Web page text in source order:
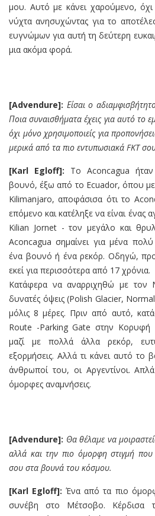
μου. Αυτό με κάνει χαρούμενο,
νύχτα ανησυχώντας για το
ευγνώμων για αυτή τη δεύτερη
μια ακόμα φορά.
[Advendure]: Είσαι ο
Ποια συναισθήματα έχεις για αυτό το
όχι μόνο χρησιμοποιείς για
μερικά από τα πιο εντυπωσιακά FKT
[Karl Egloff]: Το Aconcagua
βουνό, έξω από το Ecuador, όπου
Kilimanjaro, αποφάσισα ότι το
επόμενο και κατέληξε να είναι ένας
Kilian Jornet - τον μεγάλο και
Aconcagua σημαίνει για μένα
ένα βουνό ή ένα ρεκόρ. Οδηγώ,
εκεί για περισσότερα από 17 χρόνια.
Κατάφερα να αναρριχηθώ με τον
δυνατές όψεις (Polish Glacier,
μόλις 8 μέρες. Πριν από αυτό,
Route -Parking Gate στην Κορυφή
μαζί με πολλά άλλα ρεκόρ,
εξορμήσεις. Αλλά τι κάνει αυτό το
άνθρωποί του, οι Αργεντίνοι.
όμορφες αναμνήσεις.
[Advendure]: Θα θέλαμε να
αλλά και την πιο όμορφη στιγμή που
σου στα βουνά του κόσμου.
[Karl Egloff]:Ένα από τα πιο
συνέβη στο Μέτσοβο. Κέρδισα